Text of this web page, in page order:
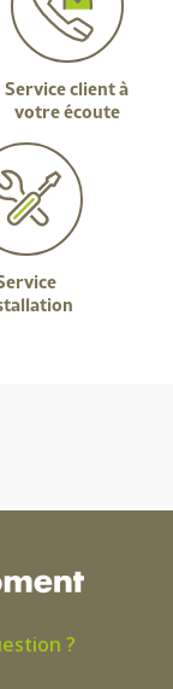
Service client à
votre écoute
?